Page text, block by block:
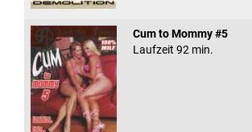
Cum to Mommy #5
Laufzeit 92 min.